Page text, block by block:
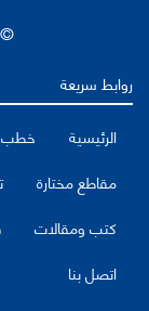
© 2023 جميع الحقوق محفوظة
روابط سريعة
الرئيسية
خطب
مقاطع مختارة
كتب ومقالات
اتصل بنا